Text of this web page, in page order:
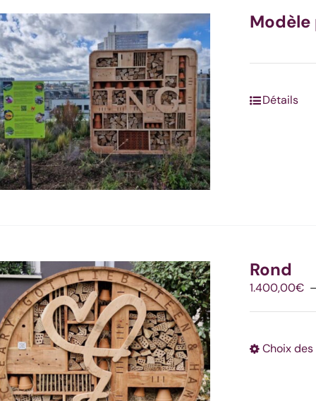
Détails
Rond
1.400,00€ –
Choix